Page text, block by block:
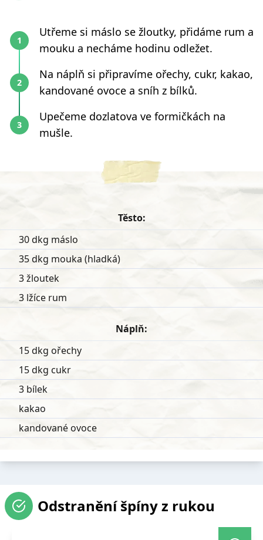
Utřeme si máslo se žloutky, přidáme rum a
mouku a necháme hodinu odležet.
Na náplň si připravíme ořechy, cukr, kakao,
kandované ovoce a sníh z bílků.
Upečeme dozlatova ve formičkách na
mušle.
Těsto:
30 dkg máslo
35 dkg mouka (hladká)
3 žloutek
3 lžíce rum
Náplň:
15 dkg ořechy
15 dkg cukr
3 bílek
kakao
kandované ovoce
Odstranění špíny z rukou